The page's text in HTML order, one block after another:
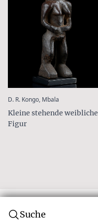
D. R. Kongo, Mbala
Kleine stehende weibliche
Figur
Suche